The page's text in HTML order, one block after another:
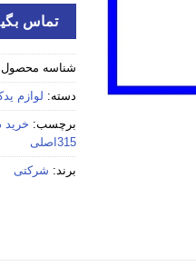
تماس
شناسه
دسته: لوازم
برچسب: خرید
315اصلی
برند: شرکتی